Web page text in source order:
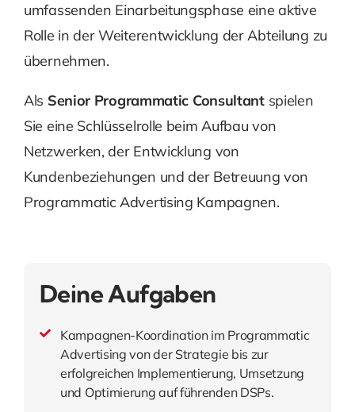
umfassenden Einarbeitungsphase eine aktive
Rolle in der Weiterentwicklung der Abteilung zu
übernehmen.
Als Senior Programmatic Consultantspielen
Sie eine Schlüsselrolle beim Aufbau von
Netzwerken, der Entwicklung von
Kundenbeziehungen und der Betreuung von
Programmatic Advertising Kampagnen.
Deine Aufgaben
Kampagnen-Koordination im Programmatic
Advertising von der Strategie bis zur
erfolgreichen Implementierung, Umsetzung
und Optimierung auf führenden DSPs.